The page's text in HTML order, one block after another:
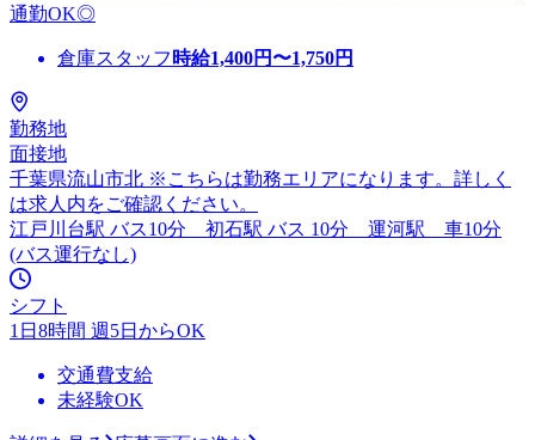
通勤OK◎
倉庫スタッフ 時給1,400円〜1,750円
勤務地
面接地
千葉県流山市北 ※こちらは勤務エリアになります。詳しく
は求人内をご確認ください。
江戸川台駅 バス10分 初石駅 バス 10分 運河駅 車10分
(バス運行なし)
シフト
1日8時間 週5日からOK
交通費支給
未経験OK